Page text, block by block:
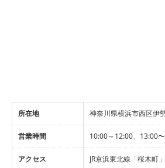
所在地 神奈川県横浜市西区伊
営業時間 10:00～12:00、13:00
アクセス JR京浜東北線「桜木町